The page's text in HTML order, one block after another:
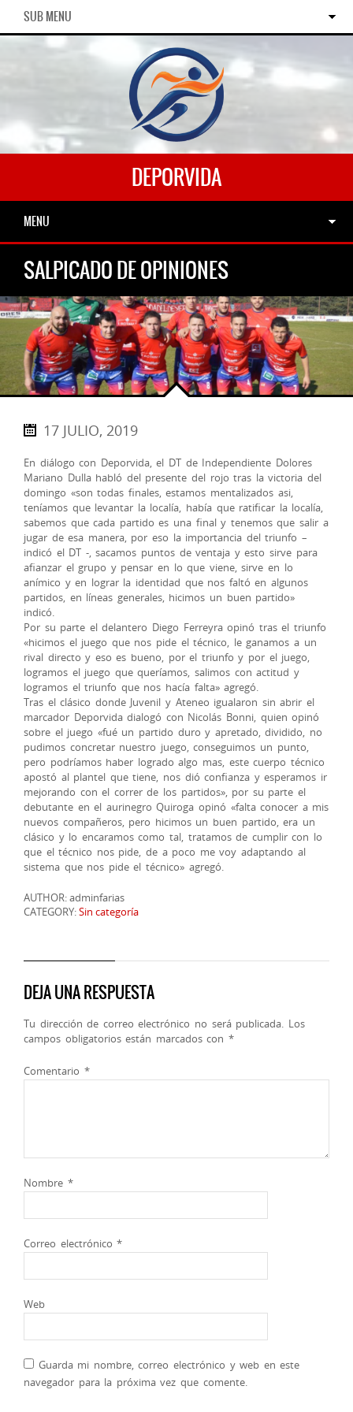
SUB MENU
DEPORVIDA
MENU
SALPICADO DE OPINIONES
17 JULIO, 2019
En diálogo con Deporvida, el DT de Independiente Dolores
Mariano Dulla habló del presente del rojo tras la victoria del
domingo «son todas finales, estamos mentalizados asi,
teníamos que levantar la localía, había que ratificar la localía,
sabemos que cada partido es una final y tenemos que salir a
jugar de esa manera, por eso la importancia del triunfo –
indicó el DT -, sacamos puntos de ventaja y esto sirve para
afianzar el grupo y pensar en lo que viene, sirve en lo
anímico y en lograr la identidad que nos faltó en algunos
partidos, en líneas generales, hicimos un buen partido»
indicó.
Por su parte el delantero Diego Ferreyra opinó tras el triunfo
«hicimos el juego que nos pide el técnico, le ganamos a un
rival directo y eso es bueno, por el triunfo y por el juego,
logramos el juego que queríamos, salimos con actitud y
logramos el triunfo que nos hacía falta» agregó.
Tras el clásico donde Juvenil y Ateneo igualaron sin abrir el
marcador Deporvida dialogó con Nicolás Bonni, quien opinó
sobre el juego «fué un partido duro y apretado, dividido, no
pudimos concretar nuestro juego, conseguimos un punto,
pero podríamos haber logrado algo mas, este cuerpo técnico
apostó al plantel que tiene, nos dió confianza y esperamos ir
mejorando con el correr de los partidos», por su parte el
debutante en el aurinegro Quiroga opinó «falta conocer a mis
nuevos compañeros, pero hicimos un buen partido, era un
clásico y lo encaramos como tal, tratamos de cumplir con lo
que el técnico nos pide, de a poco me voy adaptando al
sistema que nos pide el técnico» agregó.
AUTHOR: adminfarias
CATEGORY:Sin categoría
DEJA UNA RESPUESTA
Tu dirección de correo electrónico no será publicada. Los
campos obligatorios están marcados con *
Comentario *
Nombre *
Correo electrónico*
Web
Guarda mi nombre, correo electrónico y web en este
navegador para la próxima vez que comente.